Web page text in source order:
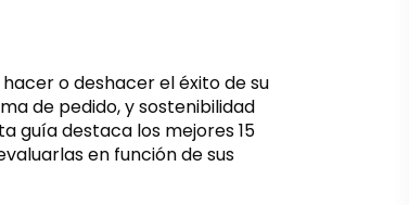
o deshacer el éxito de su
de pedido, y sostenibilidad
guía destaca los mejores 15
en función de sus